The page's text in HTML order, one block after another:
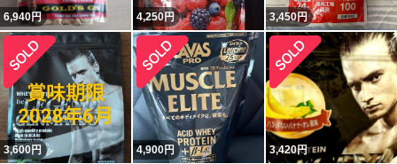
6,940円 4,250円 3,450円
3,600円 4,900円 3,420円